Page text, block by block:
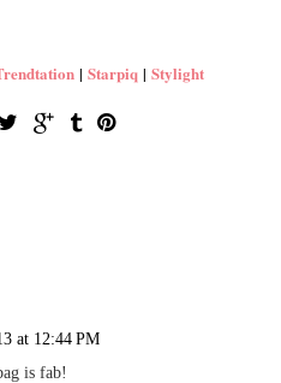
| Starpiq | Stylight
at 12:44 PM
is fab!